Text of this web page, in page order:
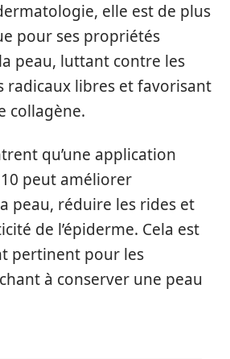
elle est de plus
pour ses propriétés
peau, luttant contre les
radicaux libres et favorisant
collagène.
qu’une application
peut améliorer
peau, réduire les rides et
de l’épiderme. Cela est
pertinent pour les
à conserver une peau